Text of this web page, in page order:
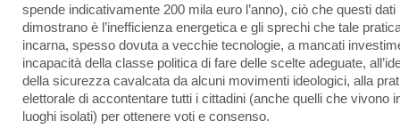
spende indicativamente 200 mila euro l’anno), ciò che questi dati
dimostrano è l’inefficienza energetica e gli sprechi che tale
incarna, spesso dovuta a vecchie tecnologie, a mancati
incapacità della classe politica di fare delle scelte adeguate,
della sicurezza cavalcata da alcuni movimenti ideologici, alla
elettorale di accontentare tutti i cittadini (anche quelli che vivono
luoghi isolati) per ottenere voti e consenso.